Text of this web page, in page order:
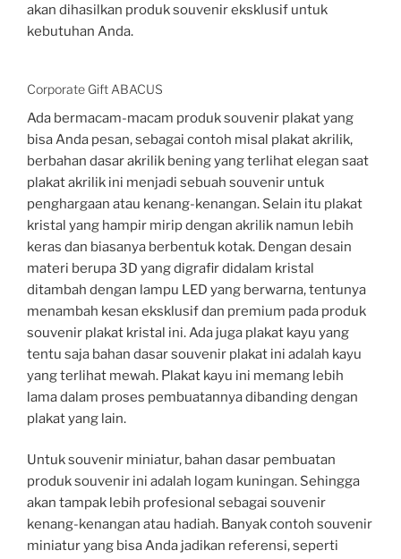
akan dihasilkan produk souvenir eksklusif untuk
kebutuhan Anda.
Corporate Gift ABACUS
Ada bermacam-macam produk souvenir plakat yang
bisa Anda pesan, sebagai contoh misal plakat akrilik,
berbahan dasar akrilik bening yang terlihat elegan saat
plakat akrilik ini menjadi sebuah souvenir untuk
penghargaan atau kenang-kenangan. Selain itu plakat
kristal yang hampir mirip dengan akrilik namun lebih
keras dan biasanya berbentuk kotak. Dengan desain
materi berupa 3D yang digrafir didalam kristal
ditambah dengan lampu LED yang berwarna, tentunya
menambah kesan eksklusif dan premium pada produk
souvenir plakat kristal ini. Ada juga plakat kayu yang
tentu saja bahan dasar souvenir plakat ini adalah kayu
yang terlihat mewah. Plakat kayu ini memang lebih
lama dalam proses pembuatannya dibanding dengan
plakat yang lain.
Untuk souvenir miniatur, bahan dasar pembuatan
produk souvenir ini adalah logam kuningan. Sehingga
akan tampak lebih profesional sebagai souvenir
kenang-kenangan atau hadiah. Banyak contoh souvenir
miniatur yang bisa Anda jadikan referensi, seperti